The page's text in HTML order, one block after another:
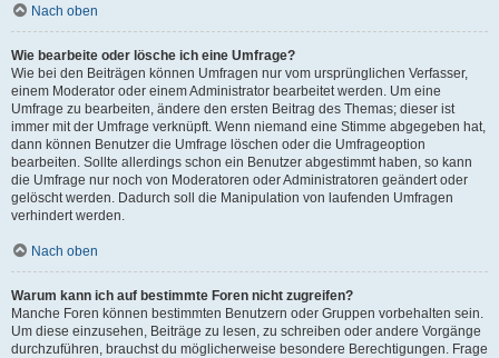
Nach oben
Wie bearbeite oder lösche ich eine Umfrage?
Wie bei den Beiträgen können Umfragen nur vom ursprünglichen Verfasser,
einem Moderator oder einem Administrator bearbeitet werden. Um eine
Umfrage zu bearbeiten, ändere den ersten Beitrag des Themas; dieser ist
immer mit der Umfrage verknüpft. Wenn niemand eine Stimme abgegeben hat,
dann können Benutzer die Umfrage löschen oder die Umfrageoption
bearbeiten. Sollte allerdings schon ein Benutzer abgestimmt haben, so kann
die Umfrage nur noch von Moderatoren oder Administratoren geändert oder
gelöscht werden. Dadurch soll die Manipulation von laufenden Umfragen
verhindert werden.
Nach oben
Warum kann ich auf bestimmte Foren nicht zugreifen?
Manche Foren können bestimmten Benutzern oder Gruppen vorbehalten sein.
Um diese einzusehen, Beiträge zu lesen, zu schreiben oder andere Vorgänge
durchzuführen, brauchst du möglicherweise besondere Berechtigungen. Frage